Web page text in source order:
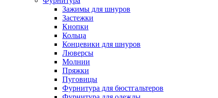
Зажимы для шнуров
Застежки
Кнопки
Кольца
Концевики для шнуров
Люверсы
Молнии
Пряжки
Пуговицы
Фурнитура для бюстгальтеров